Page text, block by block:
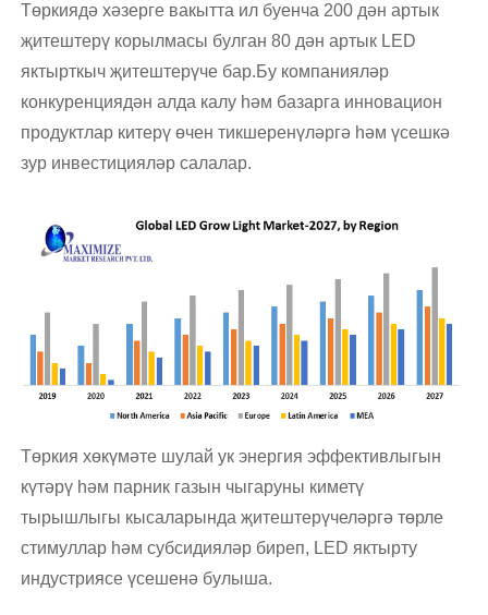
Төркиядә хәзерге вакытта ил буенча 200 дән артык
җитештерү корылмасы булган 80 дән артык LED
яктырткыч җитештерүче бар.Бу компанияләр
конкуренциядән алда калу һәм базарга инновацион
продуктлар китерү өчен тикшеренүләргә һәм үсешкә
зур инвестицияләр салалар.
Төркия хөкүмәте шулай ук ​​энергия эффективлыгын
күтәрү һәм парник газын чыгаруны киметү
тырышлыгы кысаларында җитештерүчеләргә төрле
стимуллар һәм субсидияләр биреп, LED яктырту
индустриясе үсешенә булыша.